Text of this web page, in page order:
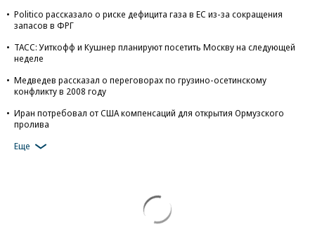
Politico рассказало о риске дефицита газа в ЕС из-за сокращения
запасов в ФРГ
ТАСС: Уиткофф и Кушнер планируют посетить Москву на следующей
неделе
Медведев рассказал о переговорах по грузино-осетинскому
конфликту в 2008 году
Иран потребовал от США компенсаций для открытия Ормузского
пролива
Еще